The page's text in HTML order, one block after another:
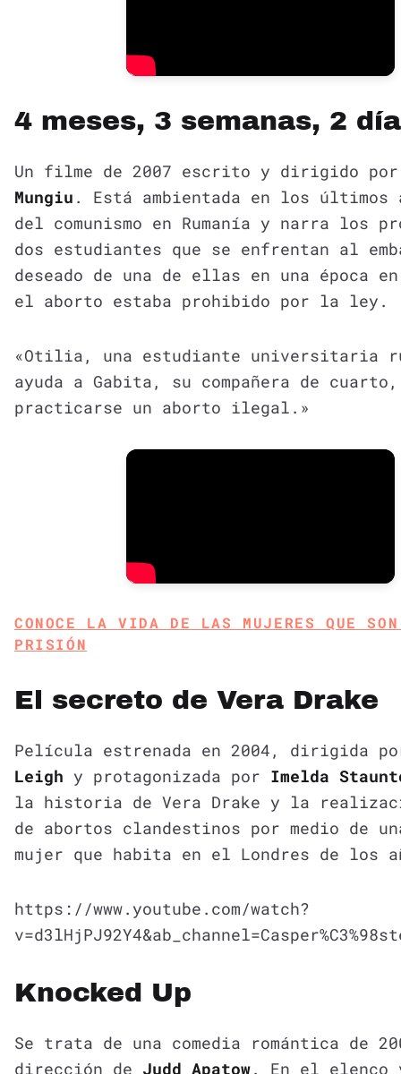
4 meses, 3 semanas, 2
Un filme de 2007 escrito y dirigido
Mungiu . Está ambientada en los últimos
del comunismo en Rumanía y narra los
dos estudiantes que se enfrentan al
deseado de una de ellas en una época
el aborto estaba prohibido por la ley.
«Otilia, una estudiante universitaria
ayuda a Gabita, su compañera de
practicarse un aborto ilegal.»
CONOCE LA VIDA DE LAS MUJERES QUE
PRISIÓN
El secreto de Vera Drake
Película estrenada en 2004, dirigida
Leigh y protagonizada por Imelda
la historia de Vera Drake y la
de abortos clandestinos por medio de
mujer que habita en el Londres de los
https://www.youtube.com/watch?
Knocked Up
Se trata de una comedia romántica de
dirección de Judd Apatow. En el elenco